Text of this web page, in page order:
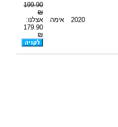
2020 אימה
199.90
₪
אצלנו:
179.90
₪